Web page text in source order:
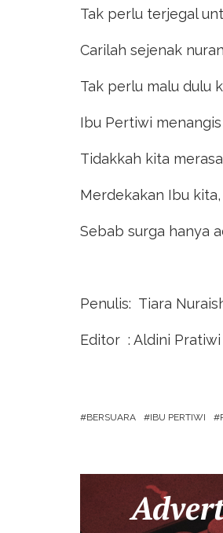
Tak perlu terjegal
Carilah sejenak
Tak perlu malu dulu
Ibu Pertiwi
Tidakkah kita
Merdekakan Ibu
Sebab surga hanya
Penulis: Tiara
Editor : Aldini Pratiwi
BERSUARA IBU PERTIWI